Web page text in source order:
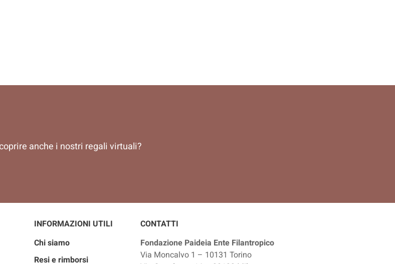
anche i nostri regali virtuali?
INFORMAZIONI UTILI
Chi siamo
Resi e rimborsi
CONTATTI
Fondazione Paideia Ente Filantropico
Via Moncalvo 1 – 10131 Torino